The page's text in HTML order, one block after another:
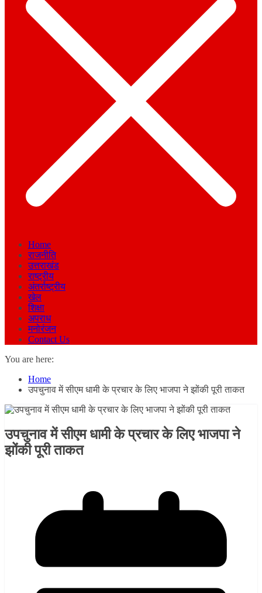
Home
राजनीति
उत्तराखंड
राष्ट्रीय
अंतर्राष्ट्रीय
खेल
शिक्षा
अपराध
मनोरंजन
Contact Us
You are here:
Home
उपचुनाव में सीएम धामी के प्रचार के लिए भाजपा ने झोंकी पूरी ताकत
उपचुनाव में सीएम धामी के प्रचार के लिए भाजपा ने
झोंकी पूरी ताकत